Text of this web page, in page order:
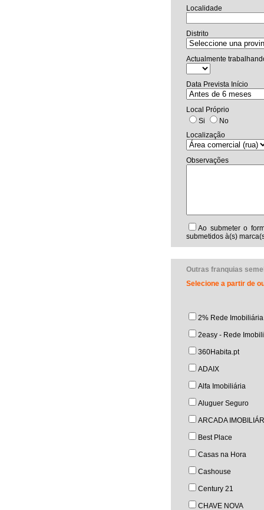
Localidade
Distrito
Actualmente
Data Prevista Início
Local Próprio
Si
No
Localização
Observações
Ao submeter o
submetidos à(s)
Outras franquias
Selecione a partir de
2% Rede Imobiliária
2easy - Rede
360Habita.pt
ADAIX
Alfa Imobiliária
Aluguer Seguro
ARCADA
Best Place
Casas na Hora
Cashouse
Century 21
CHAVE NOVA